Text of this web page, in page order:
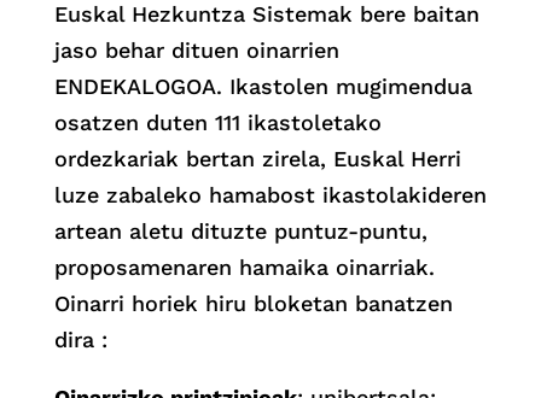
Euskal Hezkuntza Sistemak bere baitan
jaso behar dituen oinarrien
ENDEKALOGOA. Ikastolen mugimendua
osatzen duten 111 ikastoletako
ordezkariak bertan zirela, Euskal Herri
luze zabaleko hamabost ikastolakideren
artean aletu dituzte puntuz-puntu,
proposamenaren hamaika oinarriak.
Oinarri horiek hiru bloketan banatzen
dira :